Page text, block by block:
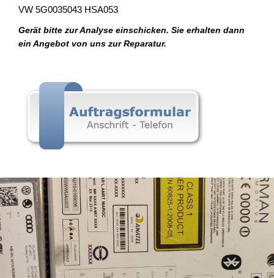
VW 5G0035043 HSA053
Gerät bitte zur Analyse einschicken. Sie erhalten dann
ein Angebot von uns zur Reparatur.